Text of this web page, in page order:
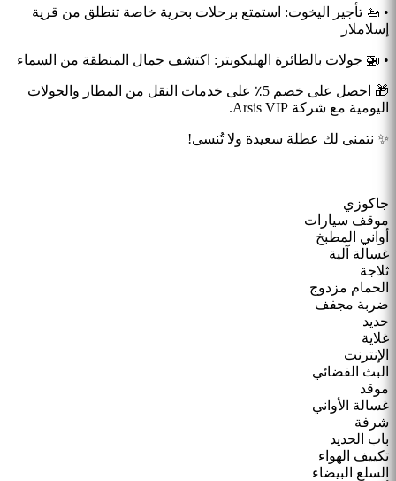
• 🚤 تأجير اليخوت: استمتع برحلات بحرية خاصة تنطلق من قرية
إسلاملار
• 🚁 جولات بالطائرة الهليكوبتر: اكتشف جمال المنطقة من السماء
🎁 احصل على خصم 5٪ على خدمات النقل من المطار والجولات
اليومية مع شركة Arsis VIP.
✨ نتمنى لك عطلة سعيدة ولا تُنسى!
جاكوزي
موقف سيارات
أواني المطبخ
غسالة آلية
ثلاجة
الحمام مزدوج
ضربة مجفف
حديد
غلاية
الإنترنت
البث الفضائي
موقد
غسالة الأواني
شرفة
باب الحديد
تكييف الهواء
السلع البيضاء